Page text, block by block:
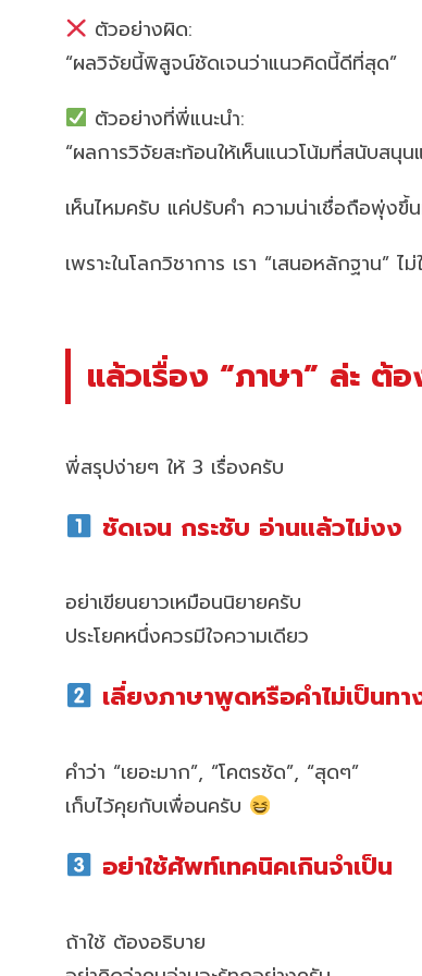
ตัวอย่างผิด:
“ผลวิจัยนี้พิสูจน์ชัดเจนว่าแนวคิดนี้ดีที่สุด”
ตัวอย่างที่พี่แนะนำ:
“ผลการวิจัยสะท้อนให้เห็นแนวโน้มที่สนับสนุ
เห็นไหมครับ แค่ปรับคำ ความน่าเชื่อถือพุ่งขึ้
เพราะในโลกวิชาการ เรา “เสนอหลักฐาน” ไ
แล้วเรื่อง “ภาษา” ล่ะ ต้อ
พี่สรุปง่ายๆ ให้ 3 เรื่องครับ
ชัดเจน กระชับ อ่านแล้วไม่งง
อย่าเขียนยาวเหมือนนิยายครับ
ประโยคหนึ่งควรมีใจความเดียว
เลี่ยงภาษาพูดหรือคำไม่เป็นทา
คำว่า “เยอะมาก”, “โคตรชัด”, “สุดๆ”
เก็บไว้คุยกับเพื่อนครับ
อย่าใช้ศัพท์เทคนิคเกินจำเป็น
ถ้าใช้ ต้องอธิบาย